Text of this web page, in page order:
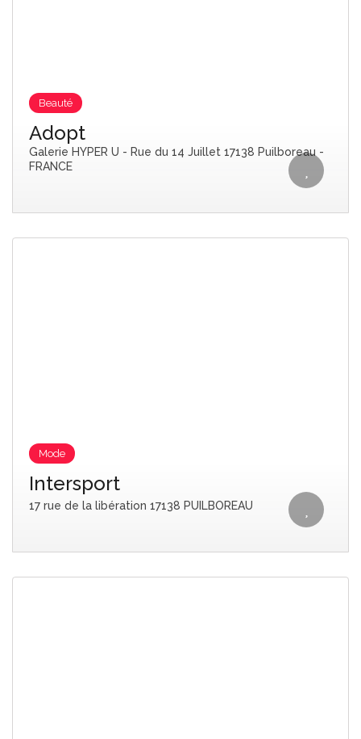
Beauté
Adopt
Galerie HYPER U - Rue du 14 Juillet 17138 Puilboreau -
FRANCE
Mode
Intersport
17 rue de la libération 17138 PUILBOREAU